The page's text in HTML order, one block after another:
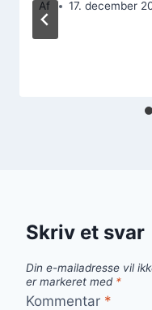
Af 17. december
Skriv et svar
Din e-mailadresse vil
er markeret med *
Kommentar *